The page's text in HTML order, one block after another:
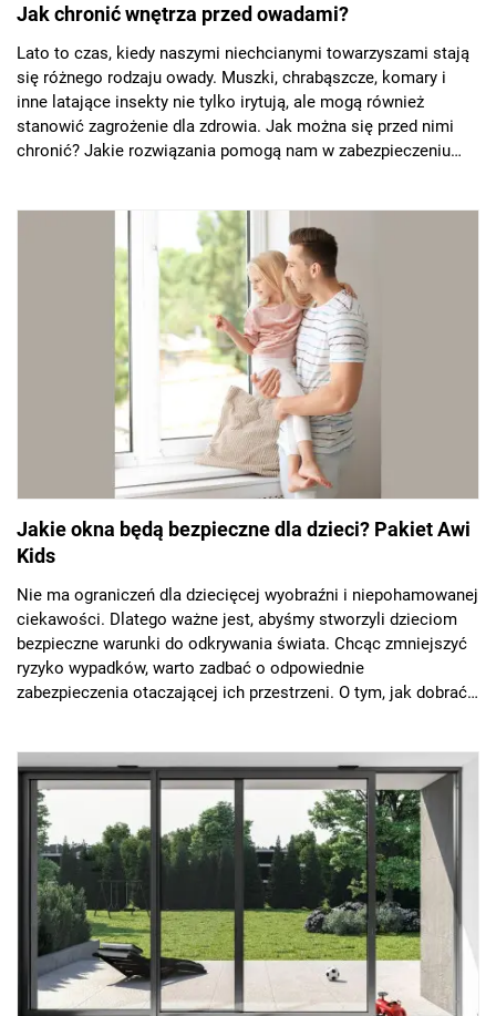
Jak chronić wnętrza przed owadami?
Lato to czas, kiedy naszymi niechcianymi towarzyszami stają
się różnego rodzaju owady. Muszki, chrabąszcze, komary i
inne latające insekty nie tylko irytują, ale mogą również
stanowić zagrożenie dla zdrowia. Jak można się przed nimi
chronić? Jakie rozwiązania pomogą nam w zabezpieczeniu
Jakie okna będą bezpieczne dla dzieci? Pakiet Awi
Kids
Nie ma ograniczeń dla dziecięcej wyobraźni i niepohamowanej
ciekawości. Dlatego ważne jest, abyśmy stworzyli dzieciom
bezpieczne warunki do odkrywania świata. Chcąc zmniejszyć
ryzyko wypadków, warto zadbać o odpowiednie
zabezpieczenia otaczającej ich przestrzeni. O tym, jak dobrać